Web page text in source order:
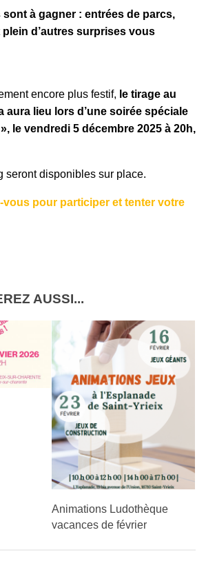
sont à gagner : entrées de parcs,
d’autres surprises vous
encore plus festif, le tirage au
aura lieu lors d’une soirée spéciale
le vendredi 5 décembre 2025 à 20h,
seront disponibles sur place.
vous pour participer et tenter votre
AUSSI...
Animations Ludothèque
vacances de février